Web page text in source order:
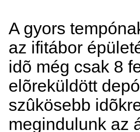
A gyors
az ifitábor
idõ még csak 8
elõreküldött
szûkösebb
megindulunk az